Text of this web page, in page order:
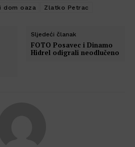
dom oaza Zlatko Petrac
Sljedeći članak
FOTO Posavec i Dinamo
Hidrel odigrali neodlučeno